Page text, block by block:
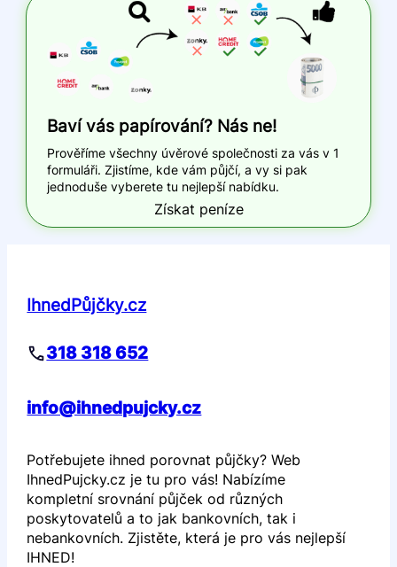
Baví vás papírování? Nás ne!
Prověříme všechny úvěrové společnosti za vás v 1
formuláři. Zjistíme, kde vám půjčí, a vy si pak
jednoduše vyberete tu nejlepší nabídku.
Získat peníze
IhnedPůjčky.cz
318 318 652
info@ihnedpujcky.cz
Potřebujete ihned porovnat půjčky? Web
IhnedPujcky.cz je tu pro vás! Nabízíme
kompletní srovnání půjček od různých
poskytovatelů a to jak bankovních, tak i
nebankovních. Zjistěte, která je pro vás nejlepší
IHNED!